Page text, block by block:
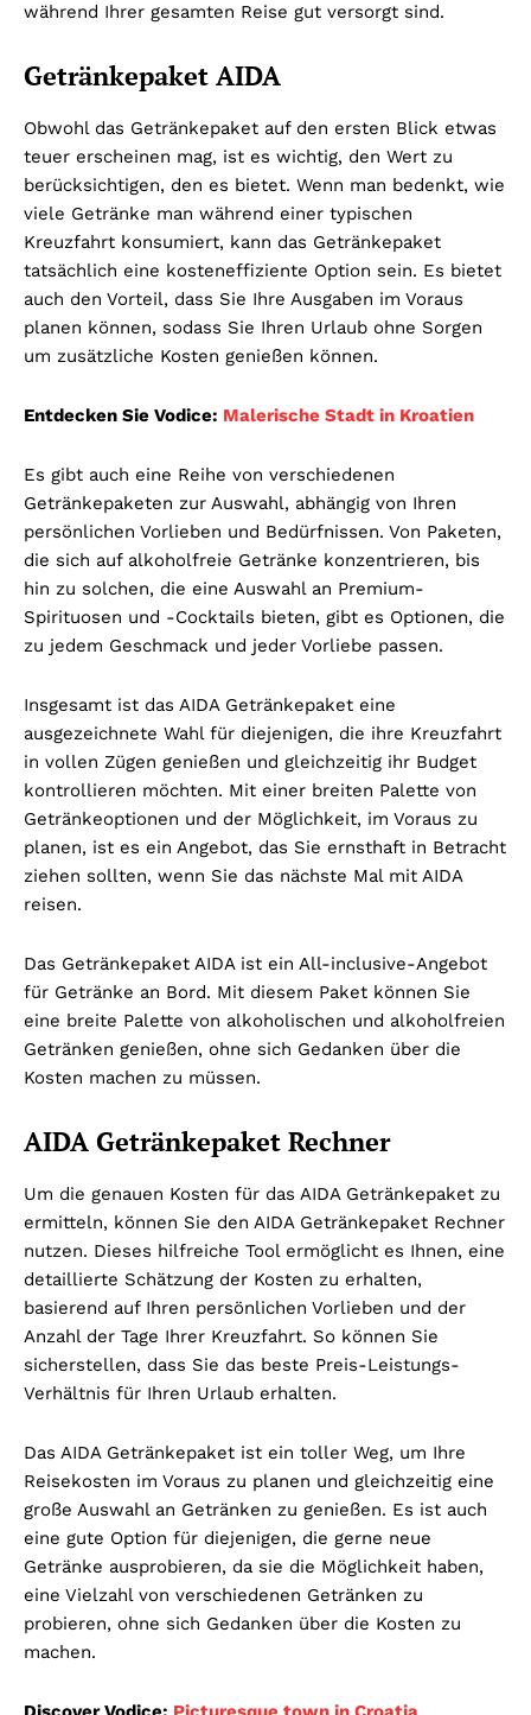
während Ihrer gesamten Reise gut versorgt sind.
Getränkepaket AIDA
Obwohl das Getränkepaket auf den ersten Blick etwas
teuer erscheinen mag, ist es wichtig, den Wert zu
berücksichtigen, den es bietet. Wenn man bedenkt, wie
viele Getränke man während einer typischen
Kreuzfahrt konsumiert, kann das Getränkepaket
tatsächlich eine kosteneffiziente Option sein. Es bietet
auch den Vorteil, dass Sie Ihre Ausgaben im Voraus
planen können, sodass Sie Ihren Urlaub ohne Sorgen
um zusätzliche Kosten genießen können.
Entdecken Sie Vodice: Malerische Stadt in Kroatien
Es gibt auch eine Reihe von verschiedenen
Getränkepaketen zur Auswahl, abhängig von Ihren
persönlichen Vorlieben und Bedürfnissen. Von Paketen,
die sich auf alkoholfreie Getränke konzentrieren, bis
hin zu solchen, die eine Auswahl an Premium-
Spirituosen und -Cocktails bieten, gibt es Optionen, die
zu jedem Geschmack und jeder Vorliebe passen.
Insgesamt ist das AIDA Getränkepaket eine
ausgezeichnete Wahl für diejenigen, die ihre Kreuzfahrt
in vollen Zügen genießen und gleichzeitig ihr Budget
kontrollieren möchten. Mit einer breiten Palette von
Getränkeoptionen und der Möglichkeit, im Voraus zu
planen, ist es ein Angebot, das Sie ernsthaft in Betracht
ziehen sollten, wenn Sie das nächste Mal mit AIDA
reisen.
Das Getränkepaket AIDA ist ein All-inclusive-Angebot
für Getränke an Bord. Mit diesem Paket können Sie
eine breite Palette von alkoholischen und alkoholfreien
Getränken genießen, ohne sich Gedanken über die
Kosten machen zu müssen.
AIDA Getränkepaket Rechner
Um die genauen Kosten für das AIDA Getränkepaket zu
ermitteln, können Sie den AIDA Getränkepaket Rechner
nutzen. Dieses hilfreiche Tool ermöglicht es Ihnen, eine
detaillierte Schätzung der Kosten zu erhalten,
basierend auf Ihren persönlichen Vorlieben und der
Anzahl der Tage Ihrer Kreuzfahrt. So können Sie
sicherstellen, dass Sie das beste Preis-Leistungs-
Verhältnis für Ihren Urlaub erhalten.
Das AIDA Getränkepaket ist ein toller Weg, um Ihre
Reisekosten im Voraus zu planen und gleichzeitig eine
große Auswahl an Getränken zu genießen. Es ist auch
eine gute Option für diejenigen, die gerne neue
Getränke ausprobieren, da sie die Möglichkeit haben,
eine Vielzahl von verschiedenen Getränken zu
probieren, ohne sich Gedanken über die Kosten zu
machen.